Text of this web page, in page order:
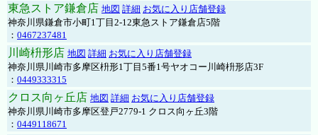
東急ストア鎌倉店 地図 詳細 お気に入り店舗登録
神奈川県鎌倉市小町1丁目2-12東急ストア鎌倉店5階
： 0467237481
川崎枡形店 地図 詳細 お気に入り店舗登録
神奈川県川崎市多摩区枡形1丁目5番1号ヤオコー川崎枡形店3F
： 0449333315
クロス向ヶ丘店 地図 詳細 お気に入り店舗登録
神奈川県川崎市多摩区登戸2779-1 クロス向ヶ丘3階
： 0449118671